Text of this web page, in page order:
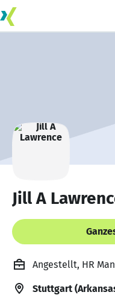
Jill A
Angestellt, HR
Stuttgart